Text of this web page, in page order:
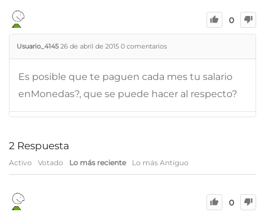
0
Usuario_4145 26 de abril de 2015 0 comentarios
Es posible que te paguen cada mes tu salario
enMonedas?, que se puede hacer al respecto?
2 Respuesta
Activo Votado Lo más reciente Lo más Antiguo
0